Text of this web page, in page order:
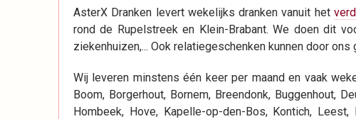
AsterX Dranken levert wekelijks dranken vanuit het
rond de Rupelstreek en Klein-Brabant. We doen dit
ziekenhuizen,... Ook relatiegeschenken kunnen door ons
Wij leveren minstens één keer per maand en vaak
Boom, Borgerhout, Bornem, Breendonk, Buggenhout,
Hombeek, Hove, Kapelle-op-den-Bos, Kontich,